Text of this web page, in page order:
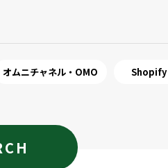
オムニチャネル・OMO Shopify
資料ダウンロードの一覧へ
お問い合わせフォームへ